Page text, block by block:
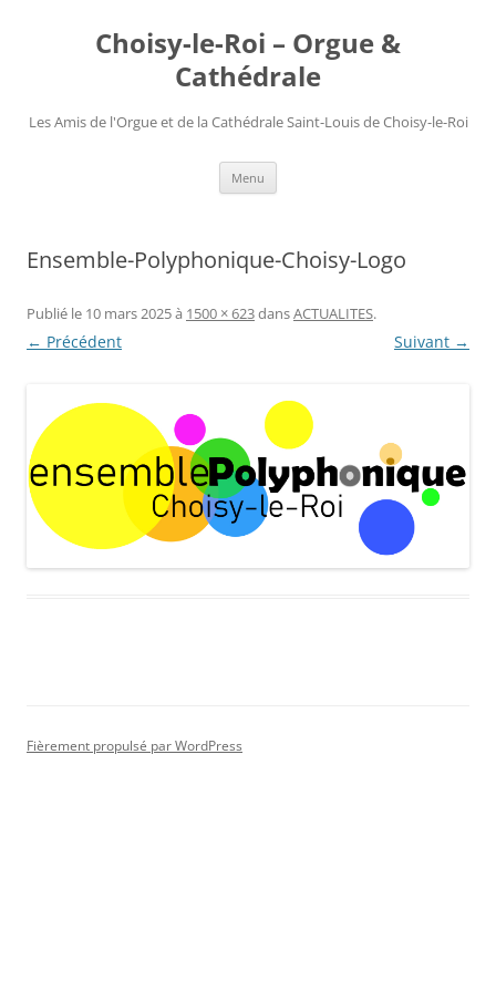
Choisy-le-Roi – Orgue &
Cathédrale
Les Amis de l'Orgue et de la Cathédrale Saint-Louis de Choisy-le-Roi
Menu
Ensemble-Polyphonique-Choisy-Logo
Publié le 10 mars 2025à 1500 × 623dansACTUALITES.
← Précédent Suivant →
Fièrement propulsé par WordPress